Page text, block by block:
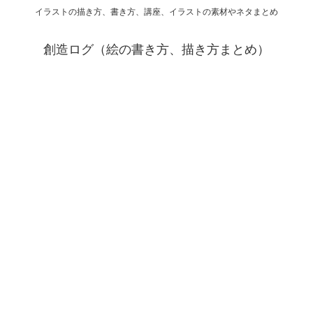
イラストの描き方、書き方、講座、イラストの素材やネタまとめ
創造ログ（絵の書き方、描き方まとめ）